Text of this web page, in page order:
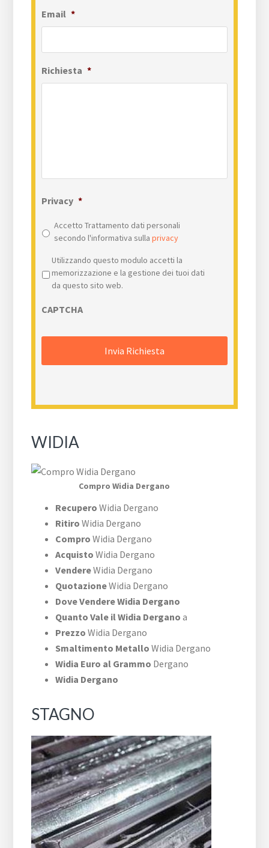
Email *
Richiesta *
Privacy *
Accetto Trattamento dati personali
secondo l'informativa sullaprivacy
Privacy *
Utilizzando questo modulo accetti la
memorizzazione e la gestione dei tuoi dati
da questo sito web.
CAPTCHA
WIDIA
Compro Widia Dergano
RecuperoWidia Dergano
Ritiro Widia Dergano
Compro Widia Dergano
Acquisto Widia Dergano
VendereWidia Dergano
QuotazioneWidia Dergano
Dove Vendere Widia Dergano
Quanto Vale il Widia Dergano a
Prezzo Widia Dergano
Smaltimento Metallo Widia Dergano
Widia Euro al Grammo Dergano
Widia Dergano
STAGNO